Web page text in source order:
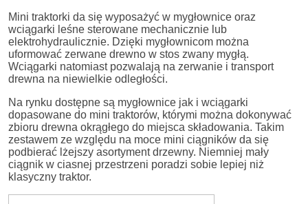
Mini traktorki da się wyposażyć w mygłownice oraz
wciągarki leśne sterowane mechanicznie lub
elektrohydraulicznie. Dzięki mygłownicom można
uformować zerwane drewno w stos zwany mygłą.
Wciągarki natomiast pozwalają na zerwanie i transport
drewna na niewielkie odległości.
Na rynku dostępne są mygłownice jak i wciągarki
dopasowane do mini traktorów, którymi można dokonywać
zbioru drewna okrągłego do miejsca składowania. Takim
zestawem ze względu na moce mini ciągników da się
podbierać lżejszy asortyment drzewny. Niemniej mały
ciągnik w ciasnej przestrzeni poradzi sobie lepiej niż
klasyczny traktor.